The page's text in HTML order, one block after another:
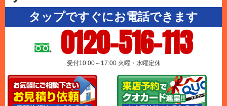
タップですぐにお電話できます
0120-516-113
受付10:00～17:00 火曜・水曜定休